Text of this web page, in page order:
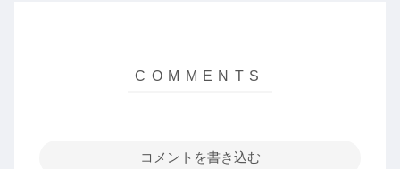
コメントを書き込む